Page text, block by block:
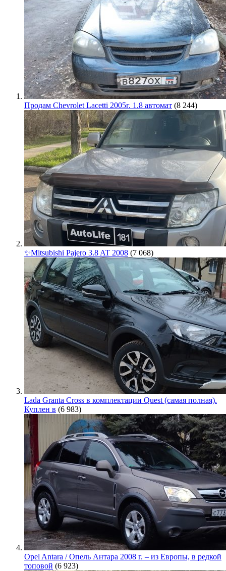
Продам Chevrolet Lacetti 2005г. 1.8 автомат (8 244)
✨Mitsubishi Pajero 3.8 AT 2008 (7 068)
Lada Granta Cross в комплектации Quest (самая полная).
Куплен в (6 983)
Opel Antara / Опель Антара 2008 г. – из Европы, в редкой
топовой (6 923)